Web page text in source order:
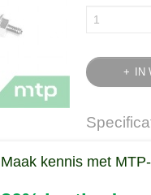
Maak kennis met